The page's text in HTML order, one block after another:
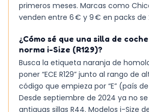
primeros meses. Marcas como
venden entre 6 € y 9 € en packs de
¿Cómo sé que una silla de
norma i-Size (R129)?
Busca la etiqueta naranja de
poner “ECE R129” junto al rango de
código que empieza por “E” (país
Desde septiembre de 2024 ya no
antiguas sillas R44. Modelos i-Size